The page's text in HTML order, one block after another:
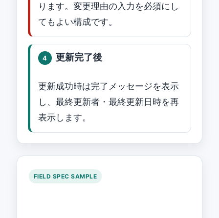
ります。変更理由の入力を必須にし
てもよい構成です。
4 更新完了後
更新成功時は完了メッセージを表示
し、最終更新者・最終更新日時を再
表示します。
FIELD SPEC SAMPLE